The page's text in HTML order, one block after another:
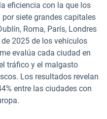
eficiencia con la que los
siete grandes capitales
Roma, París, Londres
2025 de los vehículos
evalúa cada ciudad en
tráfico y el malgasto
Los resultados revelan
entre las ciudades con